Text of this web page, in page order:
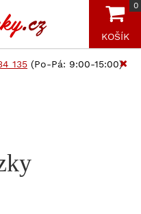
0
KOŠÍK
135 (Po-Pá: 9:00-15:00)